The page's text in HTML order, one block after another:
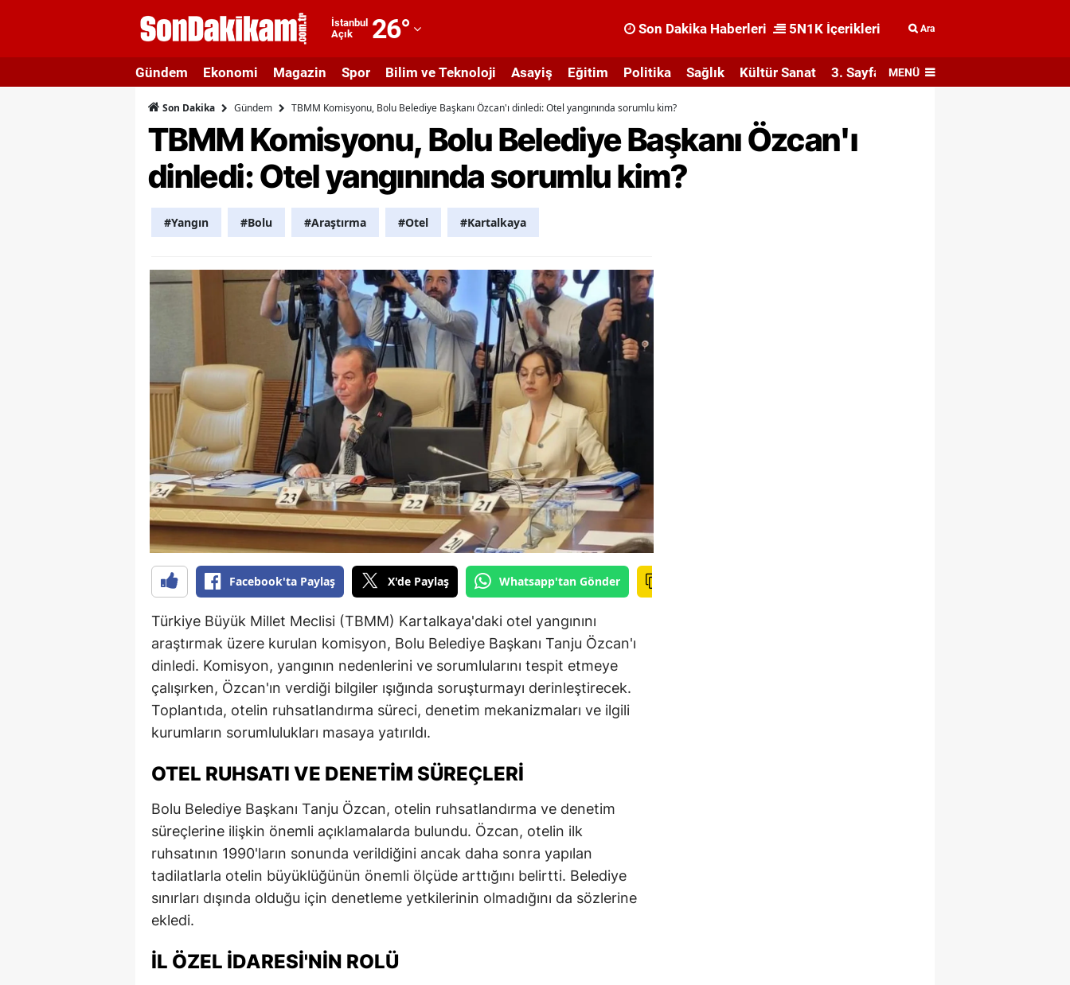
İstanbul
Açık
26°
Adıyaman
Afyonkarahisar
Ağrı
Amasya
Ankara
Artvin
Aydın
Balıkesir
Bilecik
Bingöl
Bitlis
Bolu
Burdur
Bursa
Çanakkale
Çankırı
Çorum
Denizli
Diyarbakır
Edirne
Elazığ
Erzincan
Erzurum
Eskişehir
Gaziantep
Gümüşhane
Son Dakika Haberleri 5N1K İçerikleri Ara
Gündem Ekonomi Magazin Spor Bilim ve Teknoloji Asayiş Eğitim Politika Sağlık Kültür Sanat 3. Sayfa MENÜ
Son Dakika Gündem TBMM Komisyonu, Bolu Belediye Başkanı Özcan'ı dinledi: Otel yangınında sorumlu kim?
TBMM Komisyonu, Bolu Belediye Başkanı Özcan'ı
dinledi: Otel yangınında sorumlu kim?
#Yangın #Bolu #Araştırma #Otel #Kartalkaya
Facebook'ta Paylaş X'de Paylaş Whatsapp'tan Gönder
Türkiye Büyük Millet Meclisi (TBMM) Kartalkaya'daki otel yangınını
araştırmak üzere kurulan komisyon, Bolu Belediye Başkanı Tanju Özcan'ı
dinledi. Komisyon, yangının nedenlerini ve sorumlularını tespit etmeye
çalışırken, Özcan'ın verdiği bilgiler ışığında soruşturmayı derinleştirecek.
Toplantıda, otelin ruhsatlandırma süreci, denetim mekanizmaları ve ilgili
kurumların sorumlulukları masaya yatırıldı.
OTEL RUHSATI VE DENETIM SÜREÇLERI
Bolu Belediye Başkanı Tanju Özcan, otelin ruhsatlandırma ve denetim
süreçlerine ilişkin önemli açıklamalarda bulundu. Özcan, otelin ilk
ruhsatının 1990'ların sonunda verildiğini ancak daha sonra yapılan
tadilatlarla otelin büyüklüğünün önemli ölçüde arttığını belirtti. Belediye
sınırları dışında olduğu için denetleme yetkilerinin olmadığını da sözlerine
ekledi.
İL ÖZEL İDARESI'NIN ROLÜ